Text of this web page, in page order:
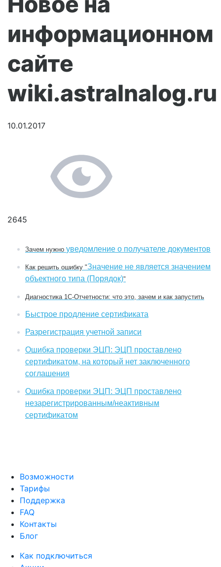
информационном
сайте
wiki.astralnalog.ru
10.01.2017
2645
Зачем нужно уведомление о получателе документов
Как решить ошибку "Значение не является значением
объектного типа (Порядок)"
Диагностика 1С-Отчетности: что это, зачем и как запустить
Быстрое продление сертификата
Разрегистрация учетной записи
Ошибка проверки ЭЦП: ЭЦП проставлено
сертификатом, на который нет заключенного
соглашения
Ошибка проверки ЭЦП: ЭЦП проставлено
незарегистрированным/неактивным
сертификатом
Возможности
Тарифы
Поддержка
FAQ
Контакты
Блог
Как подключиться